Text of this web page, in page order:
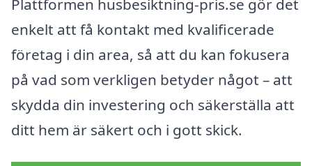
Plattformen husbesiktning-pris.se gör det
enkelt att få kontakt med kvalificerade
företag i din area, så att du kan fokusera
på vad som verkligen betyder något – att
skydda din investering och säkerställa att
ditt hem är säkert och i gott skick.